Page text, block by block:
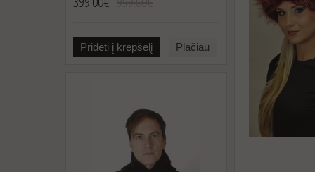
Pridėti į krepšelį Plačiau